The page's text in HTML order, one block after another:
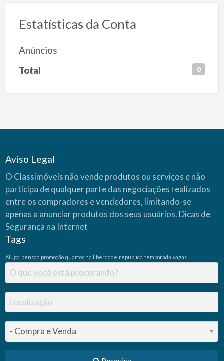
Estatísticas da Conta
Anúncios
Total 0
Aviso Legal
O Classimóveis não vende produtos ou serviços e não
participa de qualquer parte das negociações realizados
entre os compradores e vendedores, limitando-se
apenas a anunciar produtos dos seus usuários. Dicas de
Segurança na Internet
Tags
Aluga pensao promoção quartos na liberdade republica temporada vagas